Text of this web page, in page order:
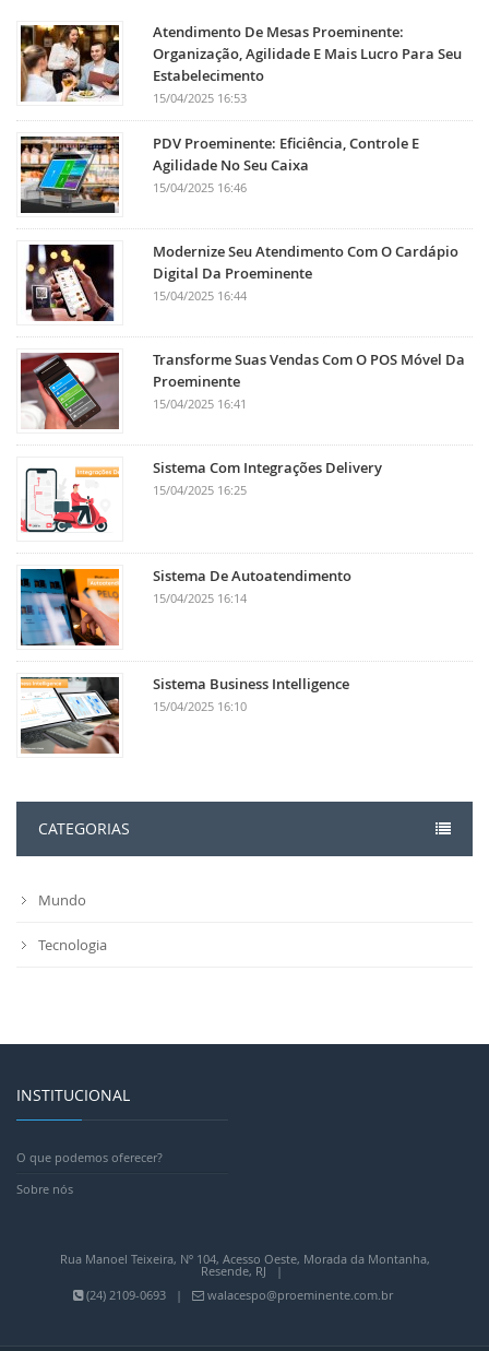
Atendimento De Mesas Proeminente:
Organização, Agilidade E Mais Lucro Para Seu
Estabelecimento
15/04/2025 16:53
PDV Proeminente: Eficiência, Controle E
Agilidade No Seu Caixa
15/04/2025 16:46
Modernize Seu Atendimento Com O Cardápio
Digital Da Proeminente
15/04/2025 16:44
Transforme Suas Vendas Com O POS Móvel Da
Proeminente
15/04/2025 16:41
Sistema Com Integrações Delivery
15/04/2025 16:25
Sistema De Autoatendimento
15/04/2025 16:14
Sistema Business Intelligence
15/04/2025 16:10
CATEGORIAS
Mundo
Tecnologia
INSTITUCIONAL
O que podemos oferecer?
Sobre nós
Rua Manoel Teixeira, Nº 104, Acesso Oeste, Morada da Montanha,
Resende, RJ |
(24) 2109-0693 |
walacespo@proeminente.com.br